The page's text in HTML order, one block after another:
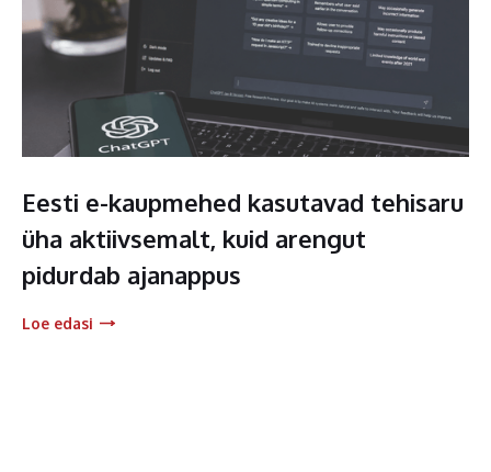
Eesti e-kaupmehed kasutavad tehisaru
üha aktiivsemalt, kuid arengut
pidurdab ajanappus
Loe edasi